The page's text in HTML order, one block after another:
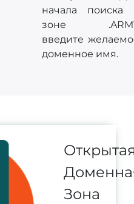
начала поиска
зоне
введите
доменное имя.
Зона